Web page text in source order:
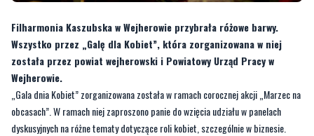
Wejherowie.
„Gala dnia Kobiet” zorganizowana została w ramach corocznej akcji „Marzec na
obcasach”. W ramach niej zaproszono panie do wzięcia udziału w panelach
dyskusyjnych na różne tematy dotyczące roli kobiet, szczególnie w biznesie.
—To dwa wykłady. Pierwszy był o równości płci na rynku pracy. A później trochę
statystyk na temat kobiet na rynku pracy, czyli jakie kobiety pracują, w jakim wieku,
z jakim wykształceniem, jakie jest również bezrobocie na rynku pracy. Natomiast